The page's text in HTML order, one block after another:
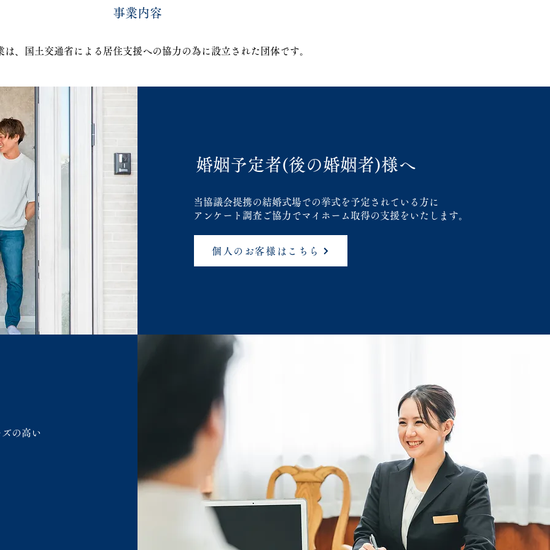
事業内容
は、国土交通省による居住支援への協力の為に設立された団体です。
婚姻予定者(後の婚姻者)様へ
当協議会提携の結婚式場での挙式を予定されている方に
アンケート調査ご協力でマイホーム取得の支援をいたします。
個人のお客様はこちら
の高い